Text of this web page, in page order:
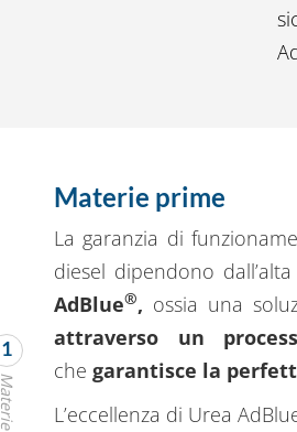
1
Materie prime
La garanzia di
diesel dipendono
AdBlue®, ossia una
attraverso un
che garantisce la
L’eccellenza di Urea